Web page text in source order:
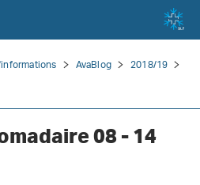
AvaBlog
2018/19
08 - 14